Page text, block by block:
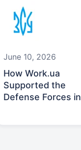
June 10, 2026
How Work.ua
Supported the
Defense Forces